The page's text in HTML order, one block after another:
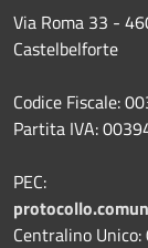
Via Roma 33 -
Castelbelforte
Codice Fiscale:
Partita IVA:
PEC:
Centralino